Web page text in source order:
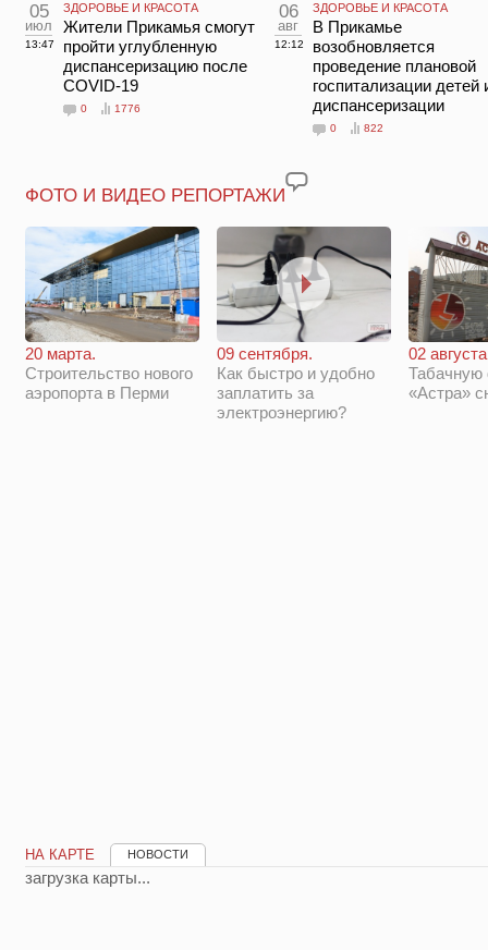
05
июл
13:47
ЗДОРОВЬЕ И КРАСОТА
Жители Прикамья смогут
пройти углубленную
диспансеризацию после
COVID-19
0 1776
06
авг
12:12
ЗДОРОВЬЕ И КРАСОТА
В Прикамье
возобновляется
проведение плановой
госпитализации детей
диспансеризации
0 822
ФОТО И ВИДЕО РЕПОРТАЖИ
20 марта.
Строительство нового
аэропорта в Перми
09 сентября.
Как быстро и удобно
заплатить за
электроэнергию?
02
Табачную
«Астра»
НА КАРТЕ НОВОСТИ
загрузка карты...